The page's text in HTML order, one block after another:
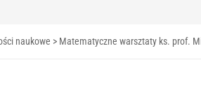
naukowe > Matematyczne warsztaty ks. prof.